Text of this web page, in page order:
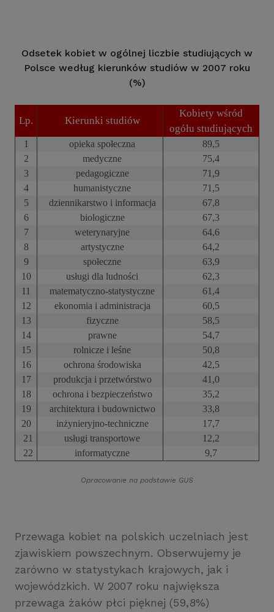
Odsetek kobiet w ogólnej liczbie studiujących w
Polsce według kierunków studiów w 2007 roku
(%)
Lp. Kierunki studiów
Kobiety wśród
ogółu studiujących
1 opieka społeczna
89,5
2
medyczne
75,4
3
pedagogiczne
71,9
4
humanistyczne
71,5
5
dziennikarstwo i informacja
67,8
6
biologiczne
67,3
7
weterynaryjne
64,6
8
artystyczne
64,2
9
społeczne
63,9
10
usługi dla ludności
62,3
11
matematyczno-statystyczne
61,4
12
ekonomia i administracja
60,5
13
fizyczne
58,5
14
prawne
54,7
15
rolnicze i leśne
50,8
16
ochrona środowiska
42,5
17
produkcja i przetwórstwo
41,0
18
ochrona i bezpieczeństwo
35,2
19
architektura i budownictwo
33,8
20
inżynieryjno-techniczne
17,7
21
usługi transportowe
12,2
22
informatyczne 9,7
Opracowanie na podstawie GUS
Przewaga kobiet na polskich uczelniach jest
zjawiskiem powszechnym. Obserwujemy je
zarówno w statystykach krajowych, jak i
wojewódzkich. W 2007 roku największa
przewaga żaków płci pięknej (59,8%)